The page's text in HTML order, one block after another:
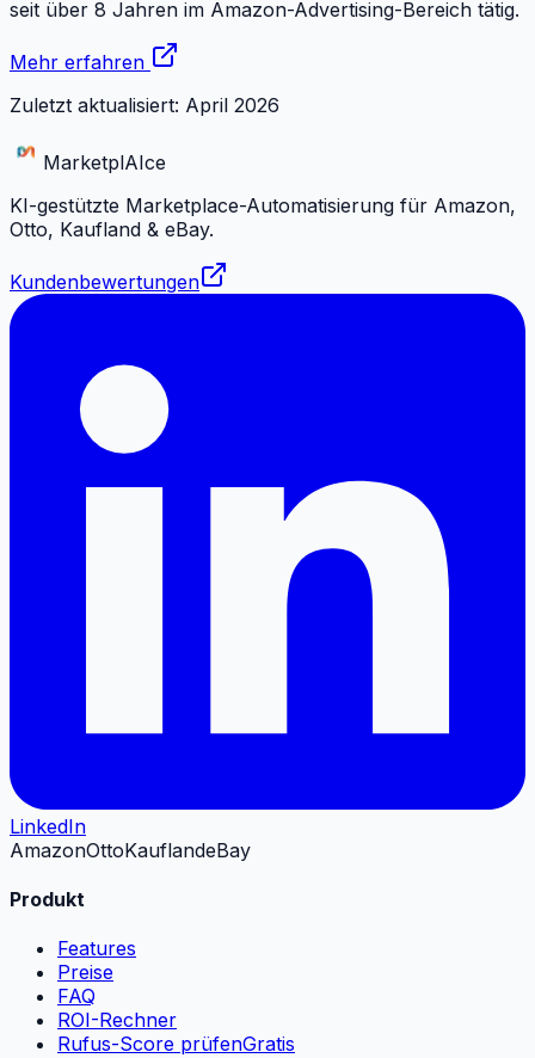
seit über 8 Jahren im Amazon-Advertising-Bereich tätig.
Mehr erfahren
Zuletzt aktualisiert: April 2026
MarketplAIce
KI-gestützte Marketplace-Automatisierung für Amazon,
Otto, Kaufland & eBay.
Kundenbewertungen
LinkedIn
AmazonOttoKauflandeBay
Produkt
Features
Preise
FAQ
ROI-Rechner
Rufus-Score prüfenGratis